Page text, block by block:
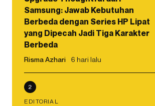
Samsung: Jawab Kebutuhan
Berbeda dengan Series HP Lipat
yang Dipecah Jadi Tiga Karakter
Berbeda
Risma Azhari 6 hari lalu
2
EDITORIAL